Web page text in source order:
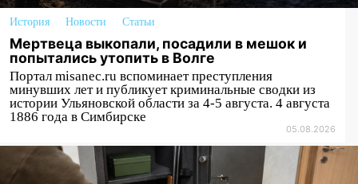
05:00
Вселенная выбрала фаворита:
гороскоп на 4 августа — один знак ждет
настоящий прорыв
03.08.2026
20:38
Ульяновские легкоатлетки
завоевали серебро Первенства России
20:06 В Ишеевке 24-летний мужчина
ударил знакомого ножом в грудь
История Новости Статьи
Мертвеца выкопали, посадили в мешок и
попытались утопить в Волге
Портал misanec.ru вспоминает преступления
минувших лет и публикует криминальные сводки из
истории Ульяновской области за 4-5 августа. 4 августа
1886 года в Симбирске
05.08.2026